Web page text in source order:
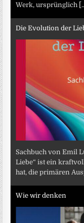
Werk, ursprünglich
Die Evolution der
Sachbuch von Emil
Liebe“ ist ein
hat, die primären
Wie wir denken